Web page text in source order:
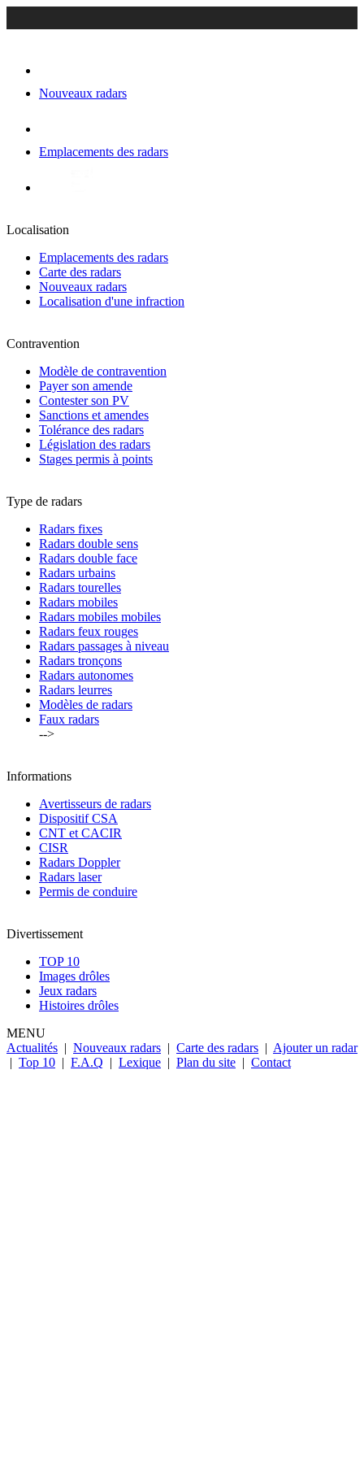
Nouveaux radars
Emplacements des radars
Localisation
Emplacements des radars
Carte des radars
Nouveaux radars
Localisation d'une infraction
Contravention
Modèle de contravention
Payer son amende
Contester son PV
Sanctions et amendes
Tolérance des radars
Législation des radars
Stages permis à points
Type de radars
Radars fixes
Radars double sens
Radars double face
Radars urbains
Radars tourelles
Radars mobiles
Radars mobiles mobiles
Radars feux rouges
Radars passages à niveau
Radars tronçons
Radars autonomes
Radars leurres
Modèles de radars
Faux radars
-->
Informations
Avertisseurs de radars
Dispositif CSA
CNT et CACIR
CISR
Radars Doppler
Radars laser
Permis de conduire
Divertissement
TOP 10
Images drôles
Jeux radars
Histoires drôles
MENU
Actualités | Nouveaux radars | Carte des radars | Ajouter un radar
| Top 10 | F.A.Q | Lexique | Plan du site | Contact